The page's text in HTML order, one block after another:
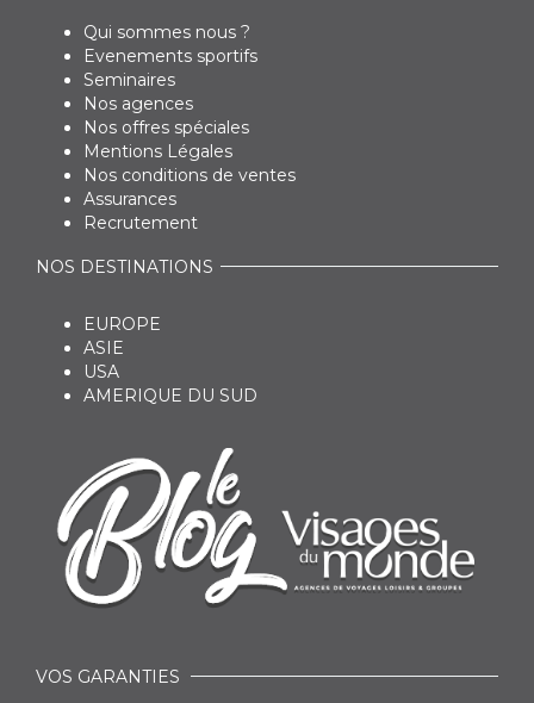
Qui sommes nous ?
Evenements sportifs
Seminaires
Nos agences
Nos offres spéciales
Mentions Légales
Nos conditions de ventes
Assurances
Recrutement
NOS DESTINATIONS
EUROPE
ASIE
USA
AMERIQUE DU SUD
VOS GARANTIES